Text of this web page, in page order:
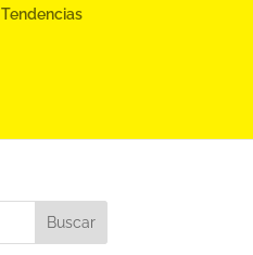
Tendencias
Buscar